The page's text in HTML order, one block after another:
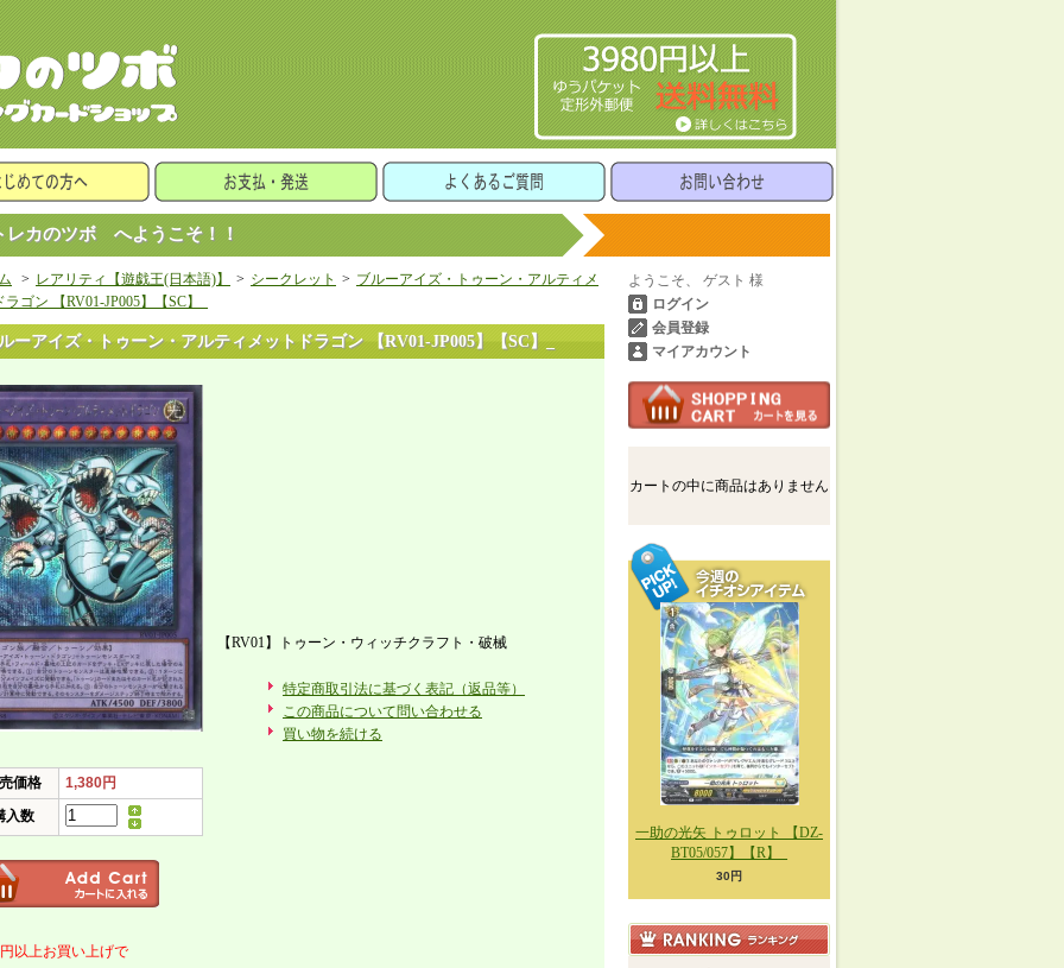
カのツボ へようこそ！！
> レアリティ【遊戯王(日本語)】 > シークレット > ブルーアイズ・トゥーン・アルティメ
ゴン 【RV01-JP005】【SC】_
ーアイズ・トゥーン・アルティメットドラゴン 【RV01-JP005】【SC】_
価格
1,380円
入数
以上お買い上げで
【RV01】トゥーン・ウィッチクラフト・破械
特定商取引法に基づく表記（返品等）
この商品について問い合わせる
買い物を続ける
ようこそ、 ゲスト 様
ログイン
会員登録
マイアカウント
カートの中に商品はありません
一助の光矢 トゥロット 【DZ-
BT05/057】【R】_
30円